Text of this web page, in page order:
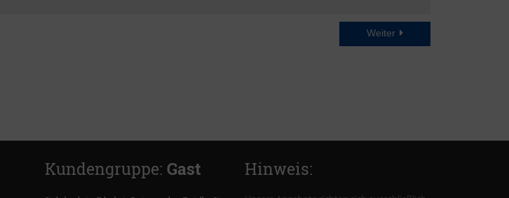
Weiter
Kundengruppe: Gast Hinweis: